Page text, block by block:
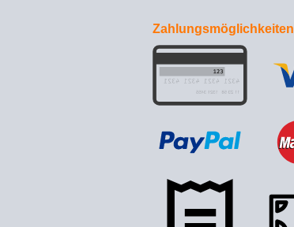
Zahlungsmöglichkeiten